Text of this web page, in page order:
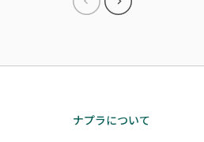
ナプラについて